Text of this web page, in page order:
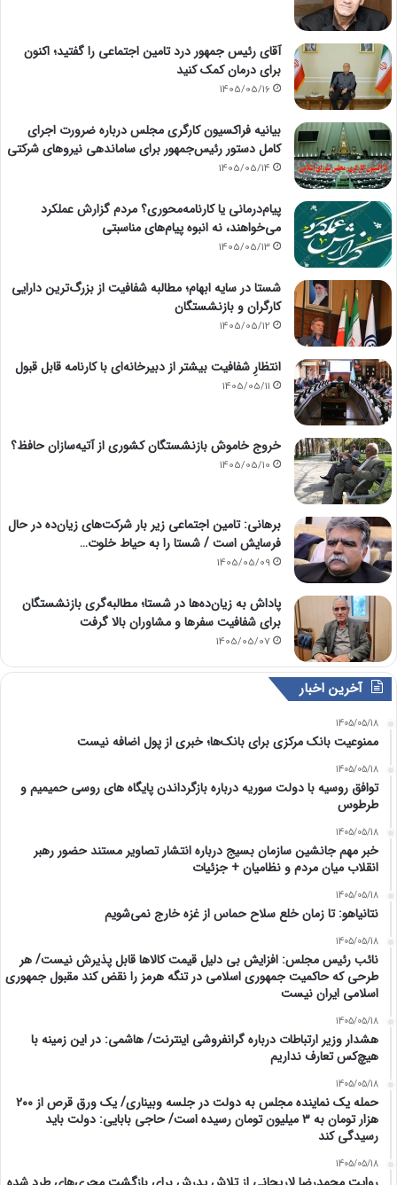
آقای رئیس جمهور درد تامین اجتماعی را گفتید؛ اکنون
برای درمان کمک کنید
1405/05/16
بیانیه فراکسیون کارگری مجلس درباره ضرورت اجرای
کامل دستور رئیس‌جمهور برای ساماندهی نیروهای شرکتی
1405/05/14
پیام‌درمانی یا کارنامه‌محوری؟ مردم گزارش عملکرد
می‌خواهند، نه انبوه پیام‌های مناسبتی
1405/05/13
شستا در سایه ابهام؛ مطالبه شفافیت از بزرگ‌ترین دارایی
کارگران و بازنشستگان
1405/05/12
انتظارِ شفافیت بیشتر از دبیرخانه‌ای با کارنامه قابل قبول
1405/05/11
خروج خاموش بازنشستگان کشوری از آتیه‌سازان حافظ؟
1405/05/10
برهانی: تامین اجتماعی زیر بار شرکت‌های زیان‌ده در حال
فرسایش است / شستا را به حیاط خلوت…
1405/05/09
پاداش به زیان‌ده‌ها در شستا؛ مطالبه‌گری بازنشستگان
برای شفافیت سفرها و مشاوران بالا گرفت
1405/05/07
آخرین اخبار
1405/05/18
ممنوعیت بانک مرکزی برای بانک‌ها؛ خبری از پول اضافه نیست
1405/05/18
توافق روسیه با دولت سوریه درباره بازگرداندن پایگاه های روسی حمیمیم و
طرطوس
1405/05/18
خبر مهم جانشین سازمان بسیج درباره انتشار تصاویر مستند حضور رهبر
انقلاب میان مردم و نظامیان + جزئیات
1405/05/18
نتانیاهو: تا زمان خلع سلاح حماس از غزه خارج نمی‌شویم
1405/05/18
نائب رئیس مجلس: افزایش بی دلیل قیمت کالاها قابل پذیرش نیست/ هر
طرحی که حاکمیت جمهوری اسلامی در تنگه هرمز را نقض کند مقبول جمهوری
اسلامی ایران نیست
1405/05/18
هشدار وزیر ارتباطات درباره گرانفروشی اینترنت/ هاشمی: در این زمینه با
هیچ‌کس تعارف نداریم
1405/05/18
حمله یک نماینده مجلس به دولت در جلسه وبیناری/ یک ورق قرص از ۲۰۰
هزار تومان به ۳ میلیون تومان رسیده است/ حاجی بابایی: دولت باید
رسیدگی کند
1405/05/18